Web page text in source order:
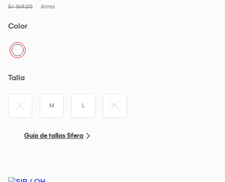
S/ 169.00 Antes
Color
Talla
S M L XL
Guía de tallas Sfera